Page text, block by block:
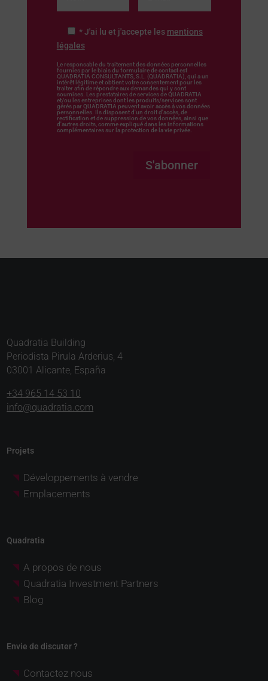
* J'ai lu et j'accepte les mentions
légales
Le responsable du traitement des données personnelles
fournies par le biais du formulaire de contact est
QUADRATIA CONSULTANTS, S.L. (QUADRATIA), qui a un
intérêt légitime et obtient votre consentement pour les
traiter afin de répondre aux demandes qui y sont
soumises. Les prestataires de services de QUADRATIA
et/ou les entreprises dont les produits/services sont
gérés par QUADRATIA peuvent avoir accès à vos données
personnelles. Ils disposent d'un droit d'accès, de
rectification et de suppression de vos données, ainsi que
d'autres droits, comme expliqué dans les informations
complémentaires sur la protection de la vie privée.
S'abonner
Quadratia Building
Periodista Pirula Arderius, 4
03001 Alicante, España
+34 965 14 53 10
info@quadratia.com
Projets
Développements à vendre
Emplacements
Quadratia
A propos de nous
Quadratia Investment Partners
Blog
Envie de discuter ?
Contactez nous